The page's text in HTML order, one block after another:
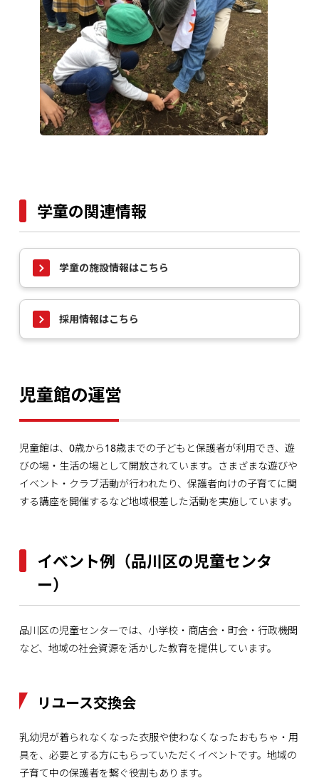
学童の関連情報
学童の施設情報はこちら
採用情報はこちら
児童館の運営
児童館は、0歳から18歳までの子どもと保護者が利⽤でき、遊
びの場・生活の場として開放されています。さまざまな遊びや
イベント・クラブ活動が行われたり、保護者向けの⼦育てに関
する講座を開催するなど地域根差した活動を実施しています。
イベント例（品川区の児童センタ
ー）
品川区の児童センターでは、小学校・商店会・町会・行政機関
など、地域の社会資源を活かした教育を提供しています。
リユース交換会
乳幼児が着られなくなった衣服や使わなくなったおもちゃ・用
具を、必要とする方にもらっていただくイベントです。地域の
子育て中の保護者を繋ぐ役割もあります。